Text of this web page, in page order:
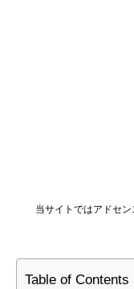
当サイトではアドセ
Table of Contents